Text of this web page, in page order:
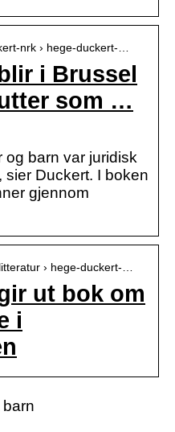
nrk › hege-duckert-…
i Brussel
som …
barn var juridisk
Duckert. I boken
gjennom
› hege-duckert-…
ut bok om
i